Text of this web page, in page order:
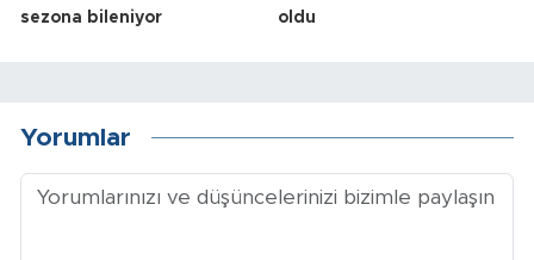
sezona bileniyor
oldu
Yorumlar